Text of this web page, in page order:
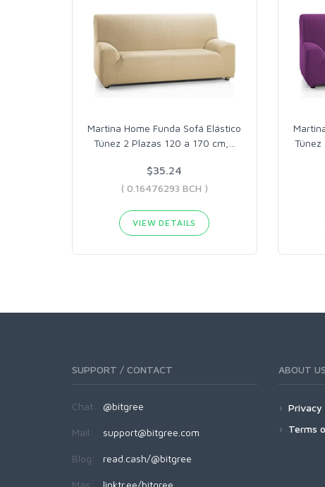
Martina Home Funda Sofá Elástico
Túnez 2 Plazas 120 a 170 cm,
$35.24
( 0.16476293 BCH )
VIEW DETAILS
Túnez
SUPPORT / CONTACT
Chat: @bitgree
Mail: support@bitgree.com
Blog: read.cash/@bitgree
Más: linktr.ee/bitgree
ABOUT US
Privacy
Terms